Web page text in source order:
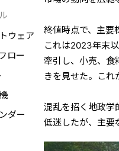
ウェア
ロー
ダー
終値時点で、主要
これは2023年末
牽引し、小売、食
きを見せた。これ
混乱を招く地政学
低迷したが、主要